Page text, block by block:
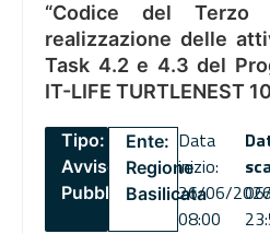
“Codice del
realizzazione delle
Task 4.2 e 4.3 del
IT-LIFE TURTLENEST
Tipo:
Avviso
Pubblico
Ente:
Regione
Basilicata
Data
inizio:
26/06/2026
08:00